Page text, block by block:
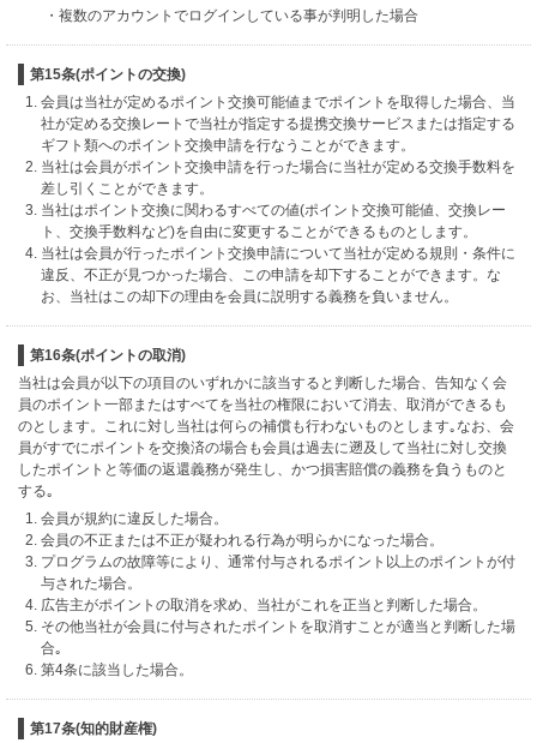
・複数のアカウントでログインしている事が判明した場合
第15条(ポイントの交換)
会員は当社が定めるポイント交換可能値までポイントを取得した場合、当
社が定める交換レートで当社が指定する提携交換サービスまたは指定する
ギフト類へのポイント交換申請を行なうことができます。
当社は会員がポイント交換申請を行った場合に当社が定める交換手数料を
差し引くことができます。
当社はポイント交換に関わるすべての値(ポイント交換可能値、交換レー
ト、交換手数料など)を自由に変更することができるものとします。
当社は会員が行ったポイント交換申請について当社が定める規則・条件に
違反、不正が見つかった場合、この申請を却下することができます。な
お、当社はこの却下の理由を会員に説明する義務を負いません。
第16条(ポイントの取消)
当社は会員が以下の項目のいずれかに該当すると判断した場合、告知なく会
員のポイント一部またはすべてを当社の権限において消去、取消ができるも
のとします。これに対し当社は何らの補償も行わないものとします｡なお、会
員がすでにポイントを交換済の場合も会員は過去に遡及して当社に対し交換
したポイントと等価の返還義務が発生し、かつ損害賠償の義務を負うものと
する｡
会員が規約に違反した場合。
会員の不正または不正が疑われる行為が明らかになった場合。
プログラムの故障等により、通常付与されるポイント以上のポイントが付
与された場合。
広告主がポイントの取消を求め、当社がこれを正当と判断した場合。
その他当社が会員に付与されたポイントを取消すことが適当と判断した場
合｡
第4条に該当した場合。
第17条(知的財産権)